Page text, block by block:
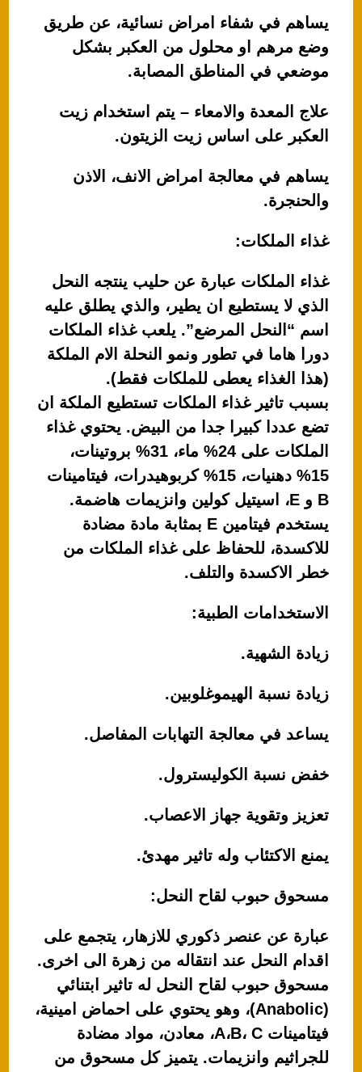
يساهم في شفاء امراض نسائية، عن طريق
وضع مرهم او محلول من العكبر بشكل
موضعي في المناطق المصابة.
علاج المعدة والامعاء – يتم استخدام زيت
العكبر على اساس زيت الزيتون.
يساهم في معالجة امراض الانف، الاذن
والحنجرة.
غذاء الملكات:
غذاء الملكات عبارة عن حليب ينتجه النحل
الذي لا يستطيع ان يطير، والذي يطلق عليه
اسم “النحل المرضع”. يلعب غذاء الملكات
دورا هاما في تطور ونمو النحلة الام الملكة
(هذا الغذاء يعطى للملكات فقط).
بسبب تاثير غذاء الملكات تستطيع الملكة ان
تضع عددا كبيرا جدا من البيض. يحتوي غذاء
الملكات على 24% ماء، 31% بروتينات،
15% دهنيات، 15% كربوهيدرات، فيتامينات
B و E، اسيتيل كولين وانزيمات هاضمة.
يستخدم فيتامين E بمثابة مادة مضادة
للاكسدة، للحفاظ على غذاء الملكات من
خطر الاكسدة والتلف.
الاستخدامات الطبية:
زيادة الشهية.
زيادة نسبة الهيموغلوبين.
يساعد في معالجة التهابات المفاصل.
خفض نسبة الكوليسترول.
تعزيز وتقوية جهاز الاعصاب.
يمنع الاكتئاب وله تاثير مهدئ.
مسحوق حبوب لقاح النحل:
عبارة عن عنصر ذكوري للازهار، يتجمع على
اقدام النحل عند انتقاله من زهرة الى اخرى.
مسحوق حبوب لقاح النحل له تاثير ابتنائي
(Anabolic)، وهو يحتوي على احماض امينية،
فيتامينات A،B، C، معادن، مواد مضادة
للجراثيم وانزيمات. يتميز كل مسحوق من